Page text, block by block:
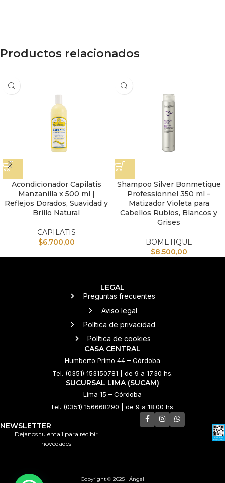
Productos relacionados
Acondicionador Capilatis
Manzanilla x 500 ml |
Reflejos Dorados, Suavidad y
Brillo Natural
CAPILATIS
$6.700,00
Shampoo Silver Bonmetique
Professionnel 350 ml –
Matizador Violeta para
Cabellos Rubios, Blancos y
Grises
BOMETIQUE
$8.500,00
LEGAL
Preguntas frecuentes
Aviso legal
Política de privacidad
Política de cookies
CASA CENTRAL
Humberto Primo 44 – Córdoba
Tel. (0351) 153150781 | de 9 a 17.30 hs.
SUCURSAL LIMA (SUCAM)
Lima 15 – Córdoba
Tel. (0351) 156668290 | de 9 a 18.00 hs.
NEWSLETTER
Dejanos tu email para recibir
novedades
Copyright © 2025 | Ángel